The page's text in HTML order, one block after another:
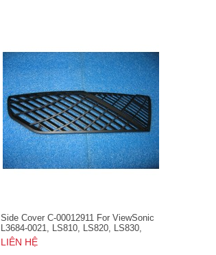
Side Cover C-00012911 For ViewSonic
L3684-0021, LS810, LS820, LS830,
VS16460, VS16501
LIÊN HỆ